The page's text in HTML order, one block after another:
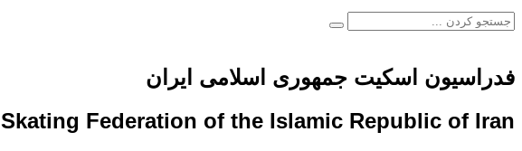
فدراسیون اسکیت جمهوری اسلامی ایران
Skating Federation of the Islamic Republic of Iran